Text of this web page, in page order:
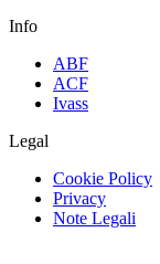
Info
ABF
ACF
Ivass
Legal
Cookie Policy
Privacy
Note Legali